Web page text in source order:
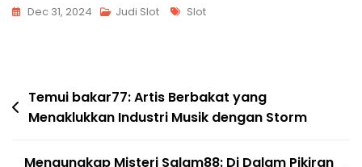
Dec 31, 2024 Judi Slot Tags
Slot
Post
navigation
Temui bakar77: Artis Berbakat yang
Menaklukkan Industri Musik dengan Storm
Mengungkap Misteri Salam88: Di Dalam Pikiran